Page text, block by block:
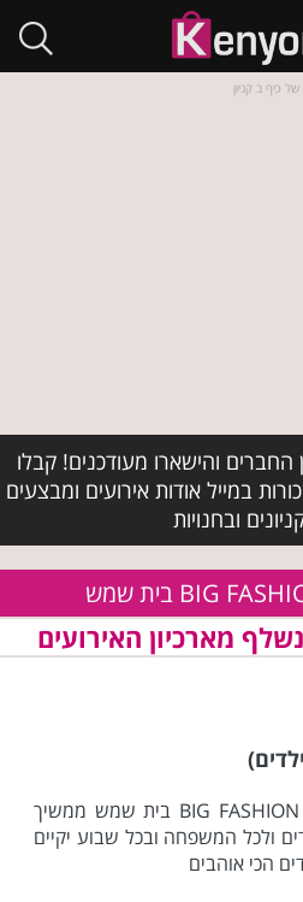
החברים והישארו מעודכנים! קבלו
במייל אודות אירועים ומבצעים
ובחנויות
מארכיון האירועים
גם במהלך חודש ינואר קניון BIG FASHION בית שמש ממשיך
ולכל המשפחה ובכל שבוע יקיים
הכי אוהבים